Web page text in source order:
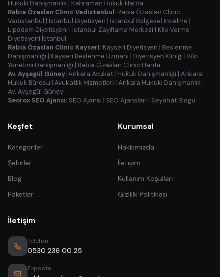
Hukuki Danışmanlık | Kahraman Hukuk Harita
Rabia Özaslan Clinic Vadistanbul: Rabia Özaslan Clinic
Vadistanbul | İstanbul Diyetisyen | İstanbul Bölgesel İncelme |
Lipödem Diyetisyeni | İstanbul Zayıflama Merkezi | Kilo Verme
Diyetisyeni İstanbul
Rabia Özaslan Clinic Kayseri: Kayseri Diyetisyen | Beslenme
Danışmanlığı | Kayseri Beslenme Uzmanı | Diyetisyen Kliniği | Kilo
Yönetimi Danışmanlığı | Rabia Özaslan Clinic Harita
Av. Ayşegül Güney:Ankara Avukat | Hukuk Danışmanlığı | Ankara
Hukuk Bürosu | Avukatlık Hizmetleri | Ankara Hukuki Danışmanlık |
Av. Ayşegül Güney
Seorox SEO Ajansı: SEO Ajansı | SEO Ajansları | Seyahat Blogu
Keşfet
Kategoriler
Şehirler
Blog
Paketler
Kurumsal
Hakkımızda
İletişim
Kullanım Koşulları
Gizlilik Politikası
İletişim
Telefon
0530 236 00 25
E-posta